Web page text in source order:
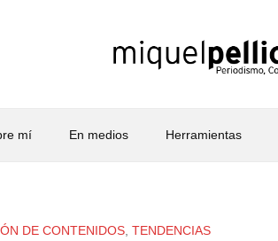
mí En medios Herramientas
DE CONTENIDOS TENDENCIAS